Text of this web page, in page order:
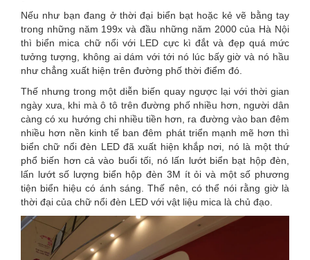
Nếu như bạn đang ở thời đại biển bạt hoặc kẻ vẽ bằng tay
trong những năm 199x và đầu những năm 2000 của Hà Nội
thì biển mica chữ nổi với LED cực kì đắt và đẹp quá mức
tưởng tượng, không ai dám với tới nó lúc bấy giờ và nó hầu
như chẳng xuất hiện trên đường phố thời điểm đó.
Thế nhưng trong một diễn biến quay ngược lại với thời gian
ngày xưa, khi mà ô tô trên đường phố nhiều hơn, người dân
càng có xu hướng chi nhiều tiền hơn, ra đường vào ban đêm
nhiều hơn nền kinh tế ban đêm phát triển mạnh mẽ hơn thì
biển chữ nổi đèn LED đã xuất hiện khắp nơi, nó là một thứ
phổ biến hơn cả vào buổi tối, nó lấn lướt biển bạt hộp đèn,
lấn lướt số lượng biển hộp đèn 3M ít ỏi và một số phương
tiện biển hiệu có ánh sáng. Thế nên, có thể nói rằng giờ là
thời đại của chữ nổi đèn LED với vật liệu mica là chủ đạo.